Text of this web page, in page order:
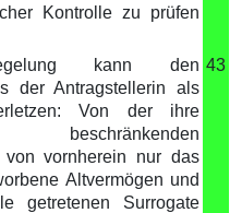
Kontrolle zu prüfen
kann den
der Antragstellerin als
Von der ihre
von vornherein nur das
Altvermögen und
getretenen Surrogate
43